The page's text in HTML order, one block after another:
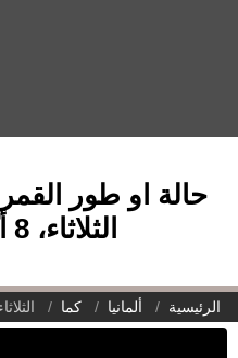
حالة او طور
الثلاثاء، 8 أكتوبر 2024
الرئيسية ألمانيا كما الثلاثاء، 8